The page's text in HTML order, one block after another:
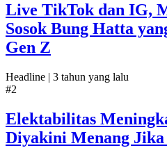
Live TikTok dan IG,
Sosok Bung Hatta
Gen Z
Headline | 3 tahun yang lalu
#2
Elektabilitas
Diyakini Menang